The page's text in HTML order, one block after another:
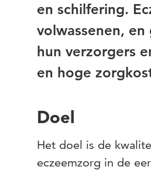
en schilfering.
volwassenen,
hun verzorgers
en hoge
Doel
Het doel is de
eczeemzorg in de